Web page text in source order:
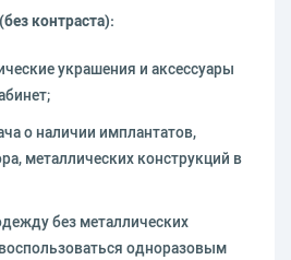
контраста):
украшения и аксессуары
о наличии имплантатов,
металлических конструкций в
без металлических
одноразовым